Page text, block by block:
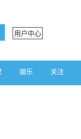
用户中心
娱乐 关注